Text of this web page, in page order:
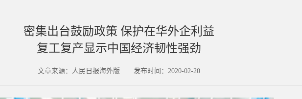
密集出台鼓励政策 保护在华外企利益
复工复产显示中国经济韧性强劲
文章来源：人民日报海外版 发布时间：2020-02-20